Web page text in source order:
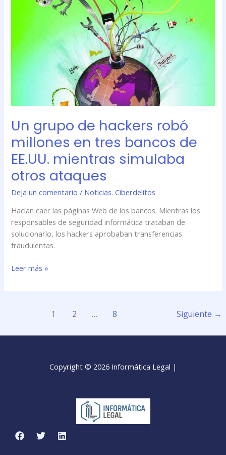
Un grupo de hackers robó
millones en tres bancos de
EE.UU. mientras simulaba
otros ataques
Deja un comentario / Noticias. Ciberdelitos
Hacían caer las páginas Web de los bancos. Mientras los
responsables de seguridad informática trataban de
solucionarlo, los hackers aprobaban transferencias
fraudulentas.
robó
millones
en
mientras
simulaba
otros
ataques
Leer más »
1 2 … 8 Siguiente →
Copyright © 2026 Informática Legal |